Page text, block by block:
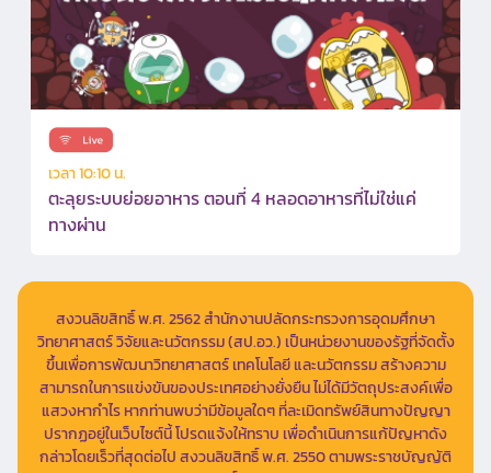
เวลา 10:10 น.
ตะลุยระบบย่อยอาหาร ตอนที่ 4 หลอดอาหารที่ไม่ใช่แค่
ทางผ่าน
สงวนลิขสิทธิ์ พ.ศ. 2562 สำนักงานปลัดกระทรวงการอุดมศึกษา
วิทยาศาสตร์ วิจัยและนวัตกรรม (สป.อว.) เป็นหน่วยงานของรัฐที่จัดตั้ง
ขึ้นเพื่อการพัฒนาวิทยาศาสตร์ เทคโนโลยี และนวัตกรรม สร้างความ
สามารถในการแข่งขันของประเทศอย่างยั่งยืน ไม่ได้มีวัตถุประสงค์เพื่อ
แสวงหากำไร หากท่านพบว่ามีข้อมูลใดๆ ที่ละเมิดทรัพย์สินทางปัญญา
ปรากฏอยู่ในเว็บไซต์นี้ โปรดแจ้งให้ทราบ เพื่อดำเนินการแก้ปัญหาดัง
กล่าวโดยเร็วที่สุดต่อไป สงวนลิขสิทธิ์ พ.ศ. 2550 ตามพระราชบัญญัติ